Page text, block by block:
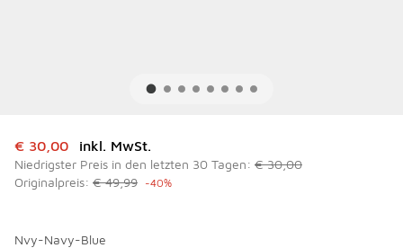
Dieser Artikel ist im Sale. Der Preis ist von auf € 30,00
€ 30,00 inkl. MwSt.
Niedrigster Preis in den letzten 30 Tagen: € 30,00
Originalpreis: € 49,99 -40%
Nvy-Navy-Blue